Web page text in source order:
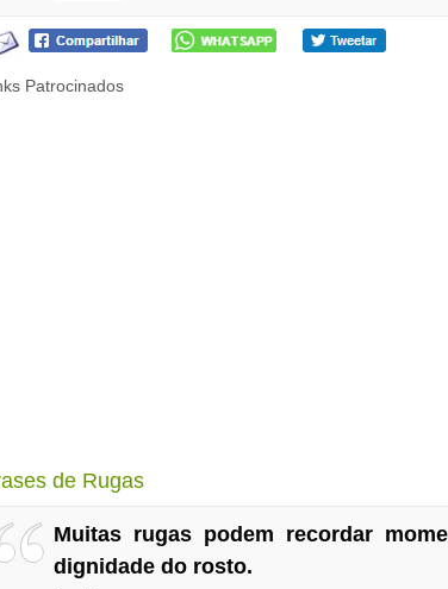
Patrocinados
de Rugas
Muitas rugas podem recordar
dignidade do rosto.